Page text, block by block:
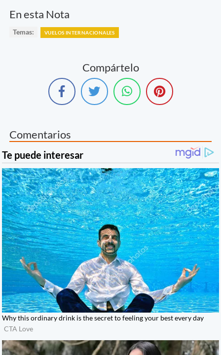
En esta Nota
Temas: VUELOS INTERNACIONALES
Compártelo
Comentarios